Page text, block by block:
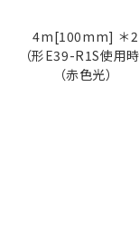
4m[100mm] ＊2
（形E39-R1S使用時
（赤色光）